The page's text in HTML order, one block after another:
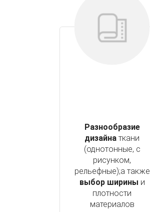
Разнообразие
дизайна ткани
(однотонные, с
рисунком,
рельефные);а также
выбор ширины и
плотности
материалов